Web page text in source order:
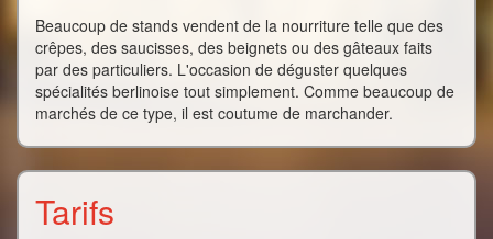
Beaucoup de stands vendent de la nourriture telle que des
crêpes, des saucisses, des beignets ou des gâteaux faits
par des particuliers. L'occasion de déguster quelques
spécialités berlinoise tout simplement. Comme beaucoup de
marchés de ce type, il est coutume de marchander.
Tarifs